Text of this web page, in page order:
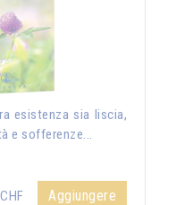
esistenza sia liscia,
e sofferenze...
Aggiungere